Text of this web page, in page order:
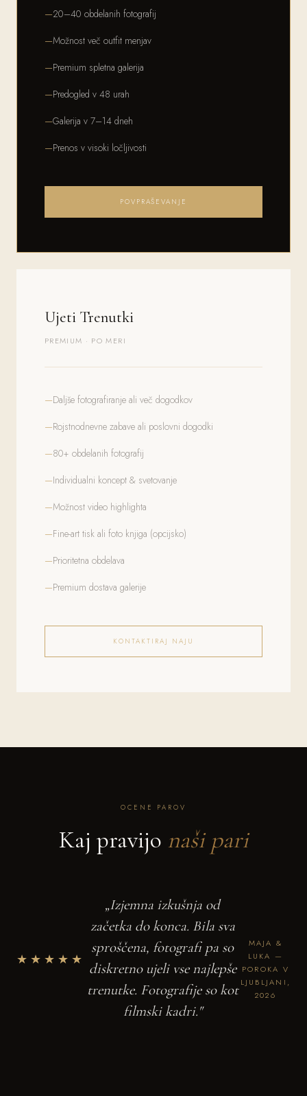
20–40 obdelanih fotografij
Možnost več outfit menjav
Premium spletna galerija
Predogled v 48 urah
Galerija v 7–14 dneh
Prenos v visoki ločljivosti
POVPRAŠEVANJE
Ujeti Trenutki
PREMIUM · PO MERI
Daljše fotografiranje ali več dogodkov
Rojstnodnevne zabave ali poslovni dogodki
80+ obdelanih fotografij
Individualni koncept & svetovanje
Možnost video highlighta
Fine-art tisk ali foto knjiga (opcijsko)
Prioritetna obdelava
Premium dostava galerije
KONTAKTIRAJ NAJU
OCENE PAROV
Kaj pravijo naši pari
★★★★★
„Izjemna izkušnja od
začetka do konca. Bila sva
sproščena, fotografi pa so
diskretno ujeli vse najlepše
trenutke. Fotografije so kot
filmski kadri."
MAJA &
LUKA —
POROKA V
LJUBLJANI,
2026